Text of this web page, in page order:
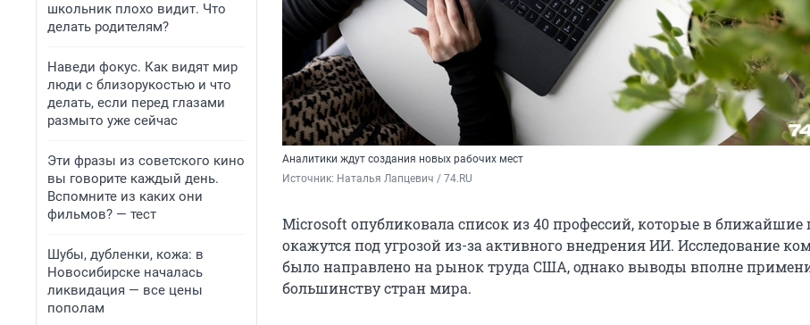
школьник плохо видит. Что
делать родителям?
Наведи фокус. Как видят мир
люди с близорукостью и что
делать, если перед глазами
размыто уже сейчас
Эти фразы из советского кино
вы говорите каждый день.
Вспомните из каких они
фильмов? — тест
Шубы, дубленки, кожа: в
Новосибирске началась
ликвидация — все цены
пополам
Аналитики ждут создания новых рабочих мест
Источник: Наталья Лапцевич / 74.RU
Microsoft опубликовала список из 40 профессий, которые в ближайшие
окажутся под угрозой из-за активного внедрения ИИ. Исследование
было направлено на рынок труда США, однако выводы вполне
большинству стран мира.